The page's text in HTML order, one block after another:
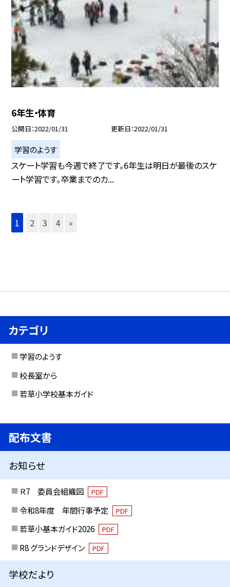
6年生・体育
公開日 2022/01/31 更新日 2022/01/31
学習のようす
スケート学習も今週で終了です。6年生は明日が最後のスケ
ート学習です。卒業までのカ...
1 2 3 4 »
カテゴリ
学習のようす
校長室から
若草小学校基本ガイド
配布文書
お知らせ
Ｒ7 委員会組織図 PDF
令和8年度 年間行事予定 PDF
若草小基本ガイド2026 PDF
R8 グランドデザイン PDF
学校だより